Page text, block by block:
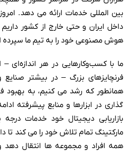
بین المللی خدمات ارائه می دهد.
داخل ایران و حتی خارج از کشور
هوش مصنوعی خود را به تیم ما سپرده
ما با کسب‌وکارهایی در هر اندازه‌ای –
فرنچایزهای بزرگ – در بیشتر صنایع
همانطور که رشد می کنیم، به بهبود
گذاری در ابزارها و منابع پیشرفته
بازاریابی دیجیتال خود خدمات
مارکتینگ تمام تلاش خود را می کند
همه افراد و مجموعه ها انتقال دهد